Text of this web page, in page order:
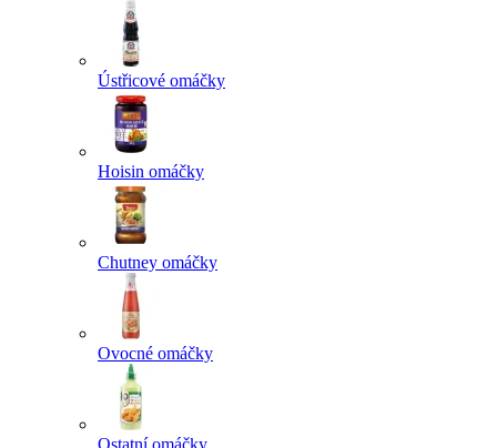
Ústřicové omáčky
Hoisin omáčky
Chutney omáčky
Ovocné omáčky
Ostatní omáčky